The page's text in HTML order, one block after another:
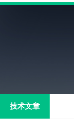
技术文章